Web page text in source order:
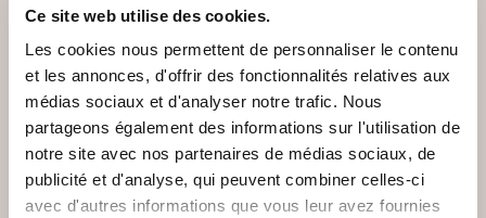
Ce site web utilise des cookies.
Les cookies nous permettent de personnaliser le contenu
et les annonces, d'offrir des fonctionnalités relatives aux
médias sociaux et d'analyser notre trafic. Nous
partageons également des informations sur l'utilisation de
notre site avec nos partenaires de médias sociaux, de
publicité et d'analyse, qui peuvent combiner celles-ci
avec d'autres informations que vous leur avez fournies